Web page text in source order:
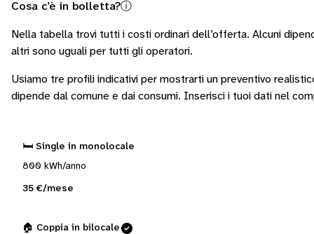
Cosa c’è in bolletta?ⓘ
Nella tabella trovi tutti i costi ordinari dell’offerta. Alcuni
altri sono uguali per tutti gli operatori.
Usiamo tre profili indicativi per mostrarti un preventivo
dipende dal comune e dai consumi. Inserisci i tuoi dati nel
🛏️ Single in monolocale
800 kWh/anno
35 €/mese
🏠 Coppia in bilocale